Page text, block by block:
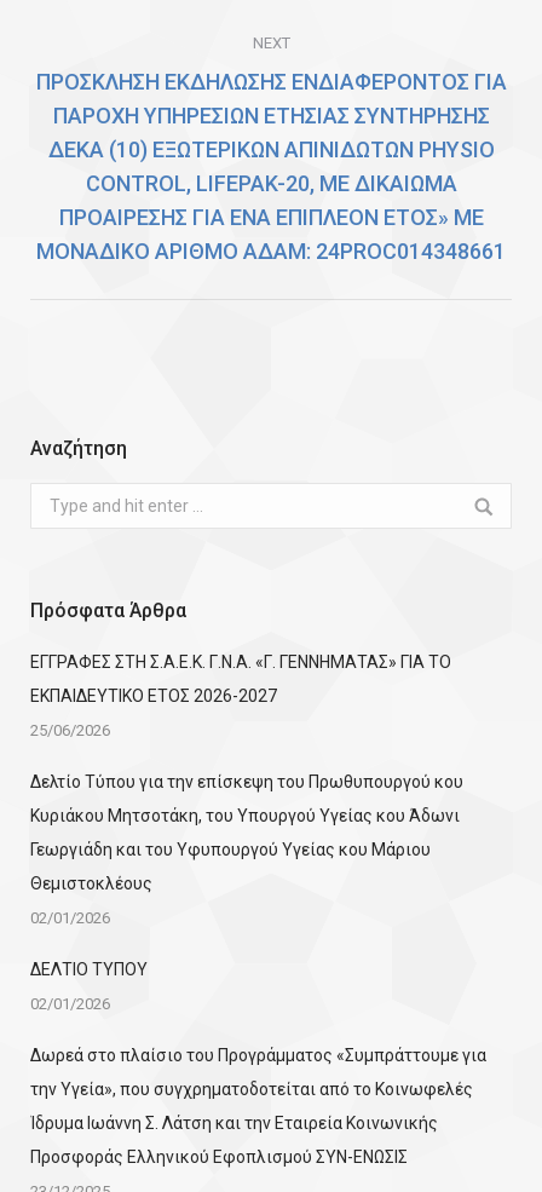
NEXT
ΠΡΟΣΚΛΗΣΗ ΕΚΔΗΛΩΣΗΣ ΕΝΔΙΑΦΕΡΟΝΤΟΣ ΓΙΑ
ΠΑΡΟΧΗ ΥΠΗΡΕΣΙΩΝ ΕΤΗΣΙΑΣ ΣΥΝΤΗΡΗΣΗΣ
ΔΕΚΑ (10) ΕΞΩΤΕΡΙΚΩΝ ΑΠΙΝΙΔΩΤΩΝ PHYSIO
CONTROL, LIFEPAK-20, ΜΕ ΔΙΚΑΙΩΜΑ
ΠΡΟΑΙΡΕΣΗΣ ΓΙΑ ΕΝΑ ΕΠΙΠΛΕΟΝ ΕΤΟΣ» ΜΕ
ΜΟΝΑΔΙΚΟ ΑΡΙΘΜΟ ΑΔΑΜ: 24PROC014348661
Αναζήτηση
Search:
Πρόσφατα Άρθρα
ΕΓΓΡΑΦΕΣ ΣΤΗ Σ.Α.Ε.Κ. Γ.Ν.Α. «Γ. ΓΕΝΝΗΜΑΤΑΣ» ΓΙΑ ΤΟ
ΕΚΠΑΙΔΕΥΤΙΚΟ ΕΤΟΣ 2026-2027
25/06/2026
Δελτίο Τύπου για την επίσκεψη του Πρωθυπουργού κου
Κυριάκου Μητσοτάκη, του Υπουργού Υγείας κου Άδωνι
Γεωργιάδη και του Υφυπουργού Υγείας κου Μάριου
Θεμιστοκλέους
02/01/2026
ΔΕΛΤΙΟ ΤΥΠΟΥ
02/01/2026
Δωρεά στο πλαίσιο του Προγράμματος «Συμπράττουμε για
την Υγεία», που συγχρηματοδοτείται από το Κοινωφελές
Ίδρυμα Ιωάννη Σ. Λάτση και την Εταιρεία Κοινωνικής
Προσφοράς Ελληνικού Εφοπλισμού ΣΥΝ-ΕΝΩΣΙΣ